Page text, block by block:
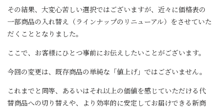
その結果、大変心苦しい選択ではございますが、近々に価格表の
一部商品の入れ替え（ラインナップのリニューアル）をさせていた
だくこととなりました。
ここで、お客様にひとつ事前にお伝えしたいことがございます。
今回の変更は、既存商品の単純な「値上げ」ではございません。
これまでと同等、あるいはそれ以上の価値を感じていただける代
替商品への切り替えや、より効率的に安定してお届けできる新商